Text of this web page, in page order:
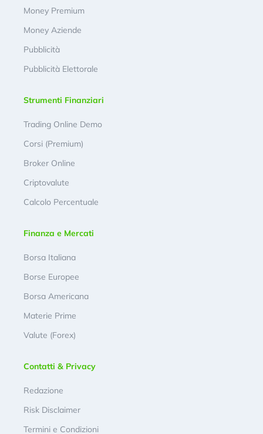
Money Premium
Money Aziende
Pubblicità
Pubblicità Elettorale
Strumenti Finanziari
Trading Online Demo
Corsi (Premium)
Broker Online
Criptovalute
Calcolo Percentuale
Finanza e Mercati
Borsa Italiana
Borse Europee
Borsa Americana
Materie Prime
Valute (Forex)
Contatti & Privacy
Redazione
Risk Disclaimer
Termini e Condizioni